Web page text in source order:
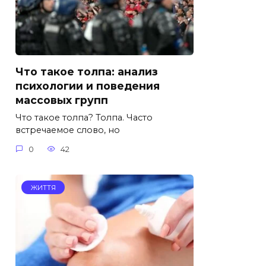
Что такое толпа: анализ
психологии и поведения
массовых групп
Что такое толпа? Толпа. Часто
встречаемое слово, но
0 42
ЖИТТЯ